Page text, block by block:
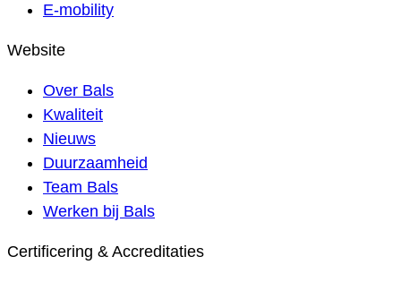
E-mobility
Website
Over Bals
Kwaliteit
Nieuws
Duurzaamheid
Team Bals
Werken bij Bals
Certificering & Accreditaties